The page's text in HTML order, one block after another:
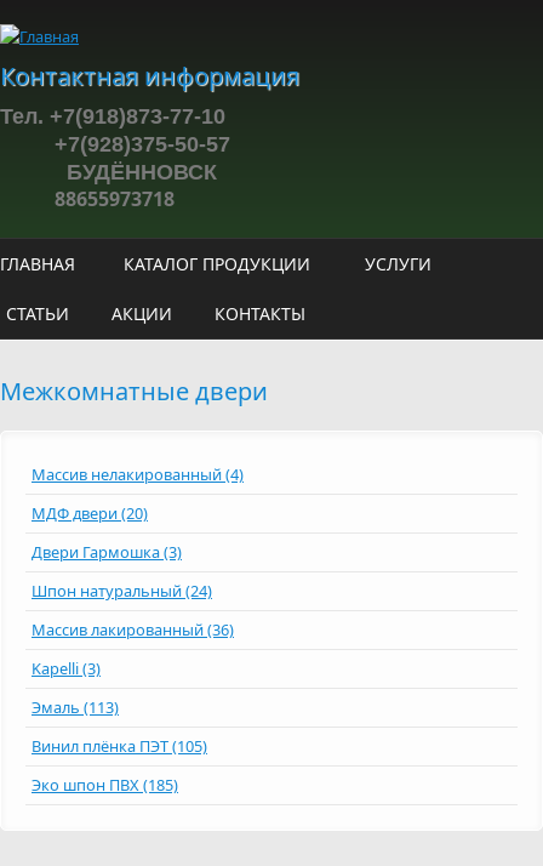
Контактная информация
Тел. +7(918)873-77-10
+7(928)375-50-57
БУДЁННОВСК
88655973718
ГЛАВНАЯ КАТАЛОГ ПРОДУКЦИИ УСЛУГИ
СТАТЬИ АКЦИИ КОНТАКТЫ
Межкомнатные двери
Массив нелакированный (4)
МДФ двери (20)
Двери Гармошка (3)
Шпон натуральный (24)
Массив лакированный (36)
Kapelli (3)
Эмаль (113)
Винил плёнка ПЭТ (105)
Эко шпон ПВХ (185)